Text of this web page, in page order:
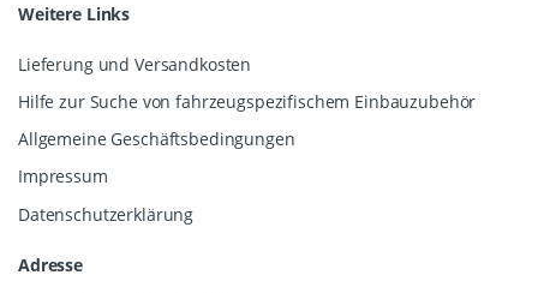
Weitere Links
Lieferung und Versandkosten
Hilfe zur Suche von fahrzeugspezifischem Einbauzubehör
Allgemeine Geschäftsbedingungen
Impressum
Datenschutzerklärung
Adresse